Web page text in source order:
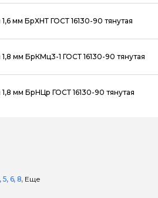
мм БрХНТ ГОСТ 16130-90 тянутая
мм БрКМц3-1 ГОСТ 16130-90 тянутая
мм БрНЦр ГОСТ 16130-90 тянутая
5 6 8 Еще